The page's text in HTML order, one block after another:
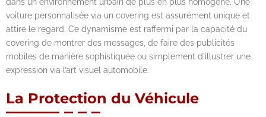
voiture personnalisée via un covering est assurément unique et
attire le regard. Ce dynamisme est raffermi par la capacité du
covering de montrer des messages, de faire des publicités
mobiles de manière sophistiquée ou simplement d’illustrer une
expression via l’art visuel automobile.
La Protection du Véhicule